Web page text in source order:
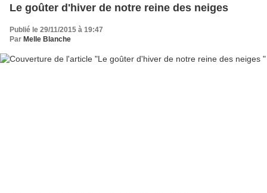
Le goûter d'hiver de notre reine des neiges
Publié le 29/11/2015 à 19:47
Par Melle Blanche